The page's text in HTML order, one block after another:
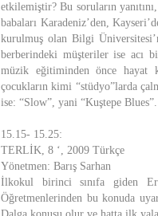
etkilemiştir? Bu soruların
babaları Karadeniz’den,
kurulmuş olan Bilgi
berberindeki müşteriler ise acı
müzik eğitiminden önce hayat
çocukların kimi “stüdyo”larda
ise: “Slow”, yani “Kuştepe Blues”.
15.15- 15.25:
TERLİK, 8 ‘, 2009 Türkçe
Yönetmen: Barış Sarhan
İlkokul birinci sınıfa giden
Öğretmenlerinden bu konuda